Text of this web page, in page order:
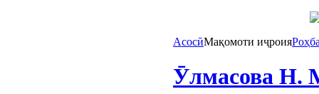
АсосӣМақомоти иҷроия
Ӯлмасова Н.